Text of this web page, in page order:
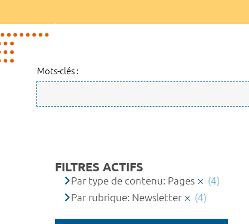
Mots-clés :
FILTRES ACTIFS
Par type de contenu: Pages
(4)
Par rubrique: Newsletter
(4)